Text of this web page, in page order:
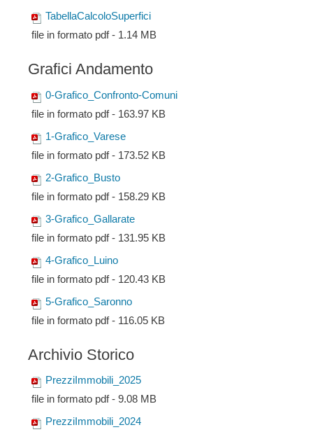
TabellaCalcoloSuperfici
file in formato pdf - 1.14 MB
Grafici Andamento
0-Grafico_Confronto-Comuni
file in formato pdf - 163.97 KB
1-Grafico_Varese
file in formato pdf - 173.52 KB
2-Grafico_Busto
file in formato pdf - 158.29 KB
3-Grafico_Gallarate
file in formato pdf - 131.95 KB
4-Grafico_Luino
file in formato pdf - 120.43 KB
5-Grafico_Saronno
file in formato pdf - 116.05 KB
Archivio Storico
PrezziImmobili_2025
file in formato pdf - 9.08 MB
PrezziImmobili_2024